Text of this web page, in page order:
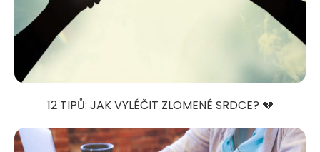
12 TIPŮ: JAK VYLÉČIT ZLOMENÉ SRDCE? 💔